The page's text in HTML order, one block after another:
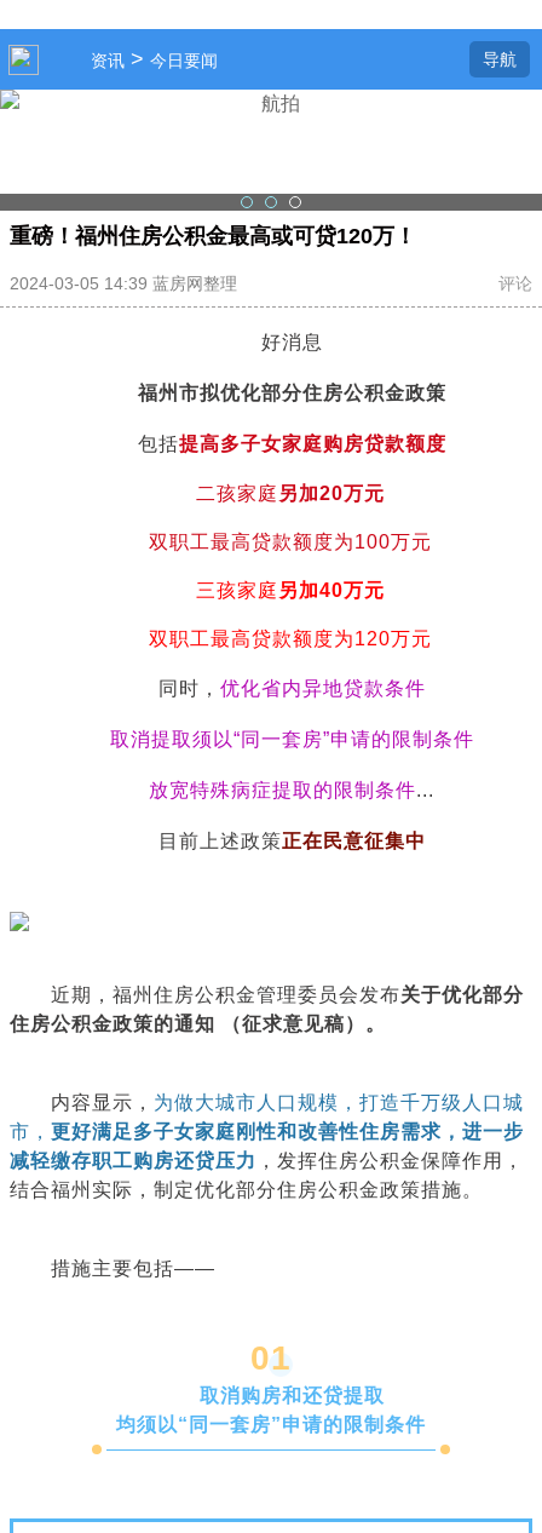
资讯 > 今日要闻 导航
重磅！福州住房公积金最高或可贷120万！
2024-03-05 14:39 蓝房网整理 评论
好消息
福州市拟优化部分住房公积金政策
包括提高多子女家庭购房贷款额度
二孩家庭 另加20万元
双职工最高贷款额度为100万元
三孩家庭 另加40万元
双职工最高贷款额度为120万元
同时， 优化省内异地贷款条件
取消提取须以“同一套房”申请的限制条件
放宽特殊病症提取的限制条件...
目前上述政策正在民意征集中
近期，福州住房公积金管理委员会发布关于优化部分
住房公积金政策的通知 （征求意见稿）。
内容显示， 为做大城市人口规模，打造千万级人口城
市， 更好满足多子女家庭刚性和改善性住房需求，进一步
减轻缴存职工购房还贷压力 ，发挥住房公积金保障作用，
结合福州实际，制定优化部分住房公积金政策措施。
措施主要包括——
01
取消购房和还贷提取
均须以“同一套房”申请的限制条件